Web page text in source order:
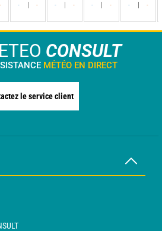
- - - - - - - - -
CONSULT
MÉTÉO EN DIRECT
le service client